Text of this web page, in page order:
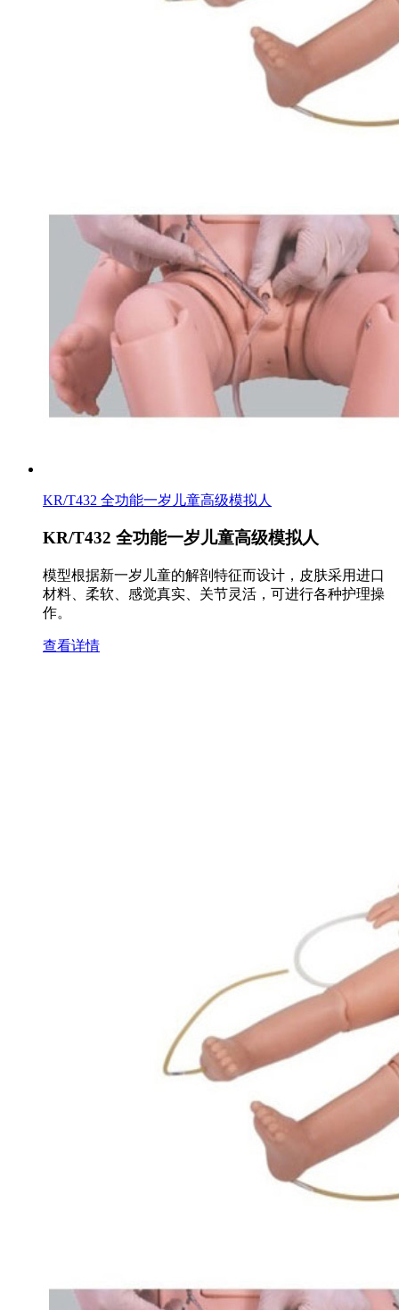
KR/T432 全功能一岁儿童高级模拟人
KR/T432 全功能一岁儿童高级模拟人
模型根据新一岁儿童的解剖特征而设计，皮肤采用进口
材料、柔软、感觉真实、关节灵活，可进行各种护理操
作。
查看详情